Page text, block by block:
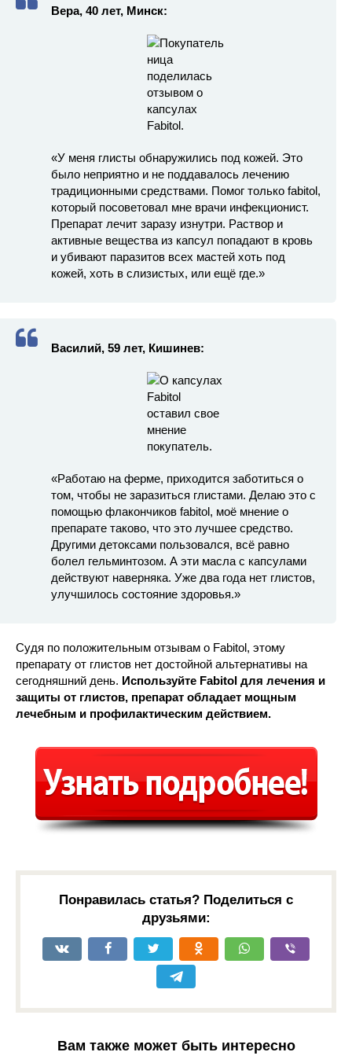
Вера, 40 лет, Минск:
«У меня глисты обнаружились под кожей. Это
было неприятно и не поддавалось лечению
традиционными средствами. Помог только fabitol,
который посоветовал мне врачи инфекционист.
Препарат лечит заразу изнутри. Раствор и
активные вещества из капсул попадают в кровь
и убивают паразитов всех мастей хоть под
кожей, хоть в слизистых, или ещё где.»
Василий, 59 лет, Кишинев:
«Работаю на ферме, приходится заботиться о
том, чтобы не заразиться глистами. Делаю это с
помощью флакончиков fabitol, моё мнение о
препарате таково, что это лучшее средство.
Другими детоксами пользовался, всё равно
болел гельминтозом. А эти масла с капсулами
действуют наверняка. Уже два года нет глистов,
улучшилось состояние здоровья.»
Судя по положительным отзывам о Fabitol, этому
препарату от глистов нет достойной альтернативы на
сегодняшний день. Используйте Fabitol для лечения и
защиты от глистов, препарат обладает мощным
лечебным и профилактическим действием.
Понравилась статья? Поделиться с
друзьями:
Вам также может быть интересно